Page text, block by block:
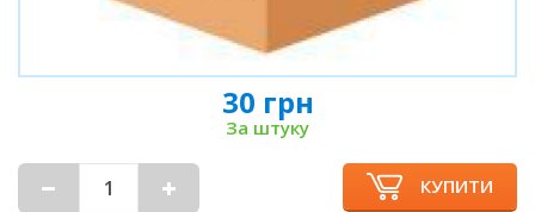
30 грн
За штуку
КУПИТИ